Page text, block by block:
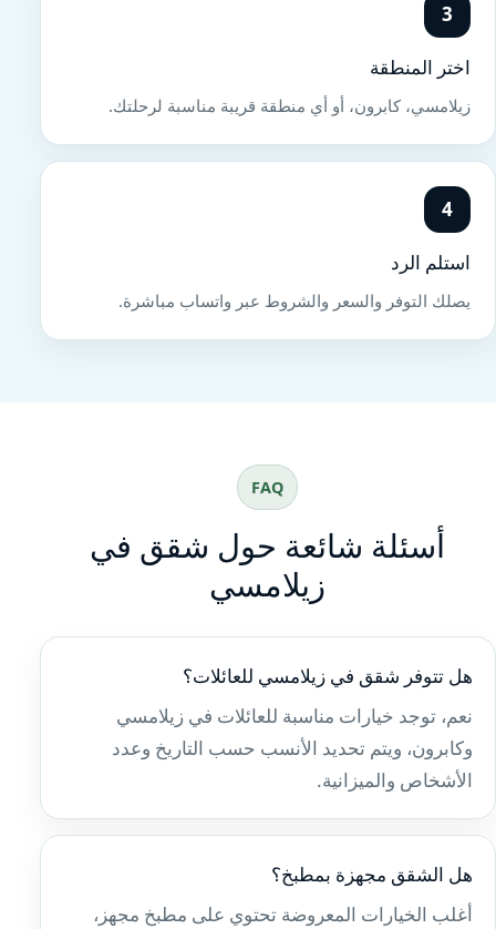
3
اختر المنطقة
زيلامسي، كابرون، أو أي منطقة قريبة مناسبة لرحلتك.
4
استلم الرد
يصلك التوفر والسعر والشروط عبر واتساب مباشرة.
FAQ
أسئلة شائعة حول شقق في
زيلامسي
هل تتوفر شقق في زيلامسي للعائلات؟
نعم، توجد خيارات مناسبة للعائلات في زيلامسي
وكابرون، ويتم تحديد الأنسب حسب التاريخ وعدد
الأشخاص والميزانية.
هل الشقق مجهزة بمطبخ؟
أغلب الخيارات المعروضة تحتوي على مطبخ مجهز،